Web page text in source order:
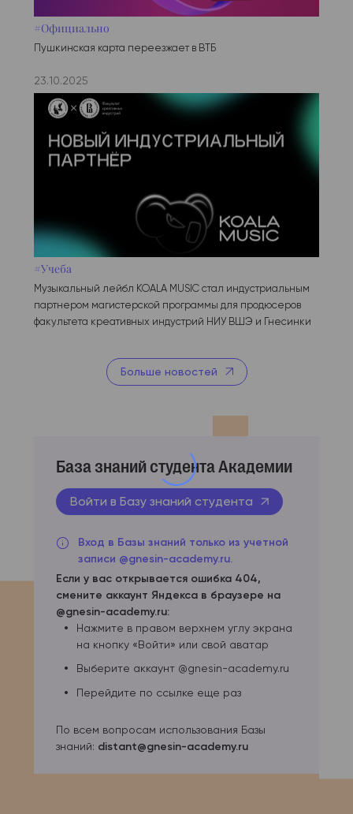
#Официально
Пушкинская карта переезжает в ВТБ
23.10.2025
#Учеба
Музыкальный лейбл KOALA MUSIC стал индустриальным
партнером магистерской программы для продюсеров
факультета креативных индустрий НИУ ВШЭ и Гнесинки
Больше новостей
База знаний студента Академии
Войти в Базу знаний студента
Вход в Базы знаний только из учетной
записи @gnesin-academy.ru.
Если у вас открывается ошибка 404,
смените аккаунт Яндекса в браузере на
@gnesin-academy.ru:
Нажмите в правом верхнем углу экрана
на кнопку «Войти» или свой аватар
Выберите аккаунт @gnesin-academy.ru
Перейдите по ссылке еще раз
По всем вопросам использования Базы
знаний: distant@gnesin-academy.ru